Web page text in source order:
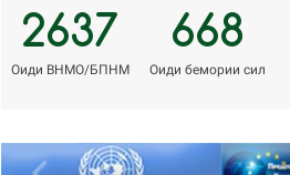
2637
Оиди ВНМО/БПНМ
668
Оиди бемории сил